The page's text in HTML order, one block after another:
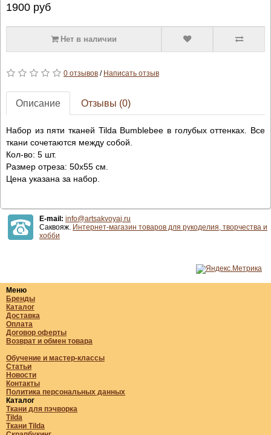
1900руб
Нет в наличии
0 отзывов/ Написать отзыв
Описание Отзывы (0)
Набор из пяти тканей Tilda Bumblebee в голубых оттенках. Все
ткани сочетаются между собой.
Кол-во: 5 шт.
Размер отреза: 50х55 см.
Цена указана за набор.
E-mail: info@artsakvoyaj.ru
Саквояж. Интернет-магазин товаров для рукоделия, творчества и
хобби
Меню
Бренды
Каталог
Доставка
Оплата
Договор оферты
Возврат и обмен товара
Обучение и мастер-классы
Статьи
Новости
Контакты
Политика персональных данных
Каталог
Ткани для пэчворка
Tilda
Ткани Tilda